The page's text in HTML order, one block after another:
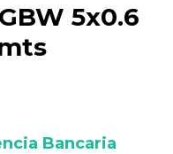
5x0.6
Bancaria